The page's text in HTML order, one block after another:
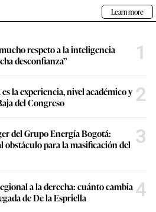
respeto a la inteligencia
desconfianza”
1
la experiencia, nivel académico y
del Congreso
2
del Grupo Energía Bogotá:
para la masificación del 3
a la derecha: cuánto cambia
de De la Espriella
4